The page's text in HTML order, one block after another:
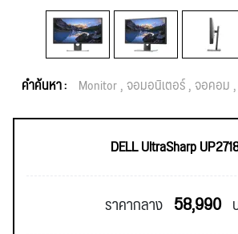
คำค้นหา : Monitor จอมอนิเตอร์ จอคอม
DELL UltraSharp
ราคากลาง 58,990